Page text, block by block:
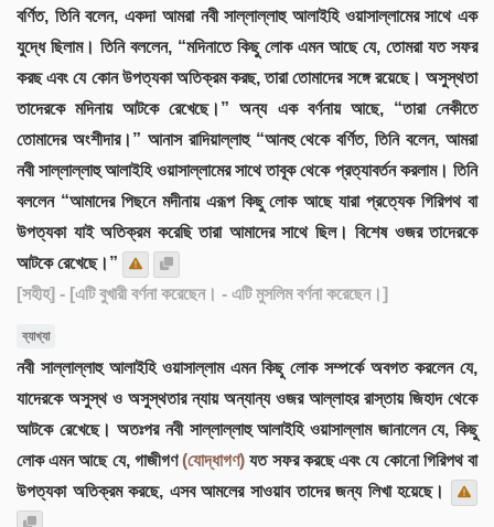
বর্ণিত, তিনি বলেন, একদা আমরা নবী সাল্লাল্লাহু আলাইহি ওয়াসাল্লামের সাথে এক
যুদ্ধে ছিলাম। তিনি বললেন, “মদিনাতে কিছু লোক এমন আছে যে, তোমরা যত সফর
করছ এবং যে কোন উপত্যকা অতিক্রম করছ, তারা তোমাদের সঙ্গে রয়েছে। অসুস্থতা
তাদেরকে মদিনায় আটকে রেখেছে।” অন্য এক বর্ণনায় আছে, “তারা নেকীতে
তোমাদের অংশীদার।” আনাস রাদিয়াল্লাহু “আনহু থেকে বর্ণিত, তিনি বলেন, আমরা
নবী সাল্লাল্লাহু আলাইহি ওয়াসাল্লামের সাথে তাবূক থেকে প্রত্যাবর্তন করলাম। তিনি
বললেন “আমাদের পিছনে মদীনায় এরূপ কিছু লোক আছে যারা প্রত্যেক গিরিপথ বা
উপত্যকা যাই অতিক্রম করেছি তারা আমাদের সাথে ছিল। বিশেষ ওজর তাদেরকে
আটকে রেখেছে।”
[সহীহ] - [এটি বুখারী বর্ণনা করেছেন। - এটি মুসলিম বর্ণনা করেছেন।]
ব্যাখ্যা
নবী সাল্লাল্লাহু আলাইহি ওয়াসাল্লাম এমন কিছু লোক সম্পর্কে অবগত করলেন যে,
যাদেরকে অসুস্থ ও অসুস্থতার ন্যায় অন্যান্য ওজর আল্লাহর রাস্তায় জিহাদ থেকে
আটকে রেখেছে। অতঃপর নবী সাল্লাল্লাহু আলাইহি ওয়াসাল্লাম জানালেন যে, কিছু
লোক এমন আছে যে, গাজীগণ(যোদ্ধাগণ) যত সফর করছে এবং যে কোনো গিরিপথ বা
উপত্যকা অতিক্রম করছে, এসব আমলের সাওয়াব তাদের জন্য লিখা হয়েছে।